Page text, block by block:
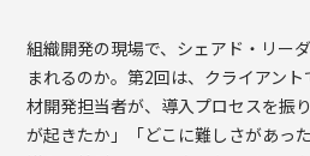
組織開発の現場で、シェアド・リー
まれるのか。第2回は、クライアン
材開発担当者が、導入プロセスを振
が起きたか」「どこに難しさがあっ